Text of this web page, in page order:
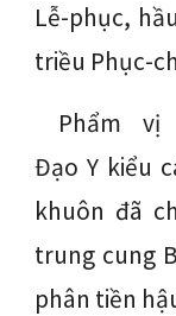
Lễ-phục,
triều Phục-
Phẩm vị
Đạo Y kiểu
khuôn đã
trung cung
phân tiền